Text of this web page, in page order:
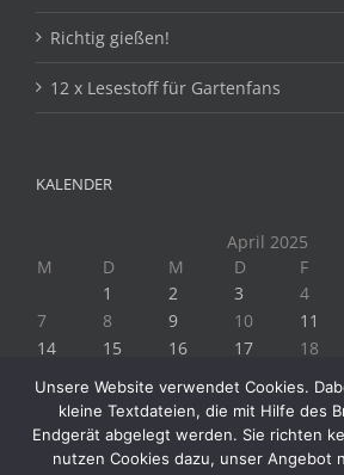
Richtig gießen!
12 x Lesestoff für Gartenfans
KALENDER
April 2025
M
D M D F
1
2 3 4
7
8 9 10 11
14
15 16 17 18
29
30
« März
Mai »
Unsere Website verwendet Cookies.
kleine Textdateien, die mit Hilfe des
Endgerät abgelegt werden. Sie richten
nutzen Cookies dazu, unser Angebot